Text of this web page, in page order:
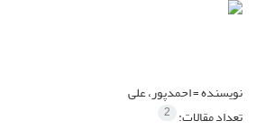
نویسنده =احمدپور، علی
تعداد مقالات: 2